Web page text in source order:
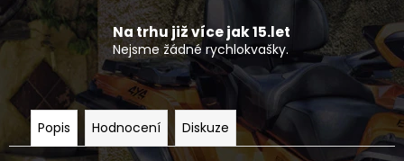
Na trhu již více jak 15.let
Nejsme žádné rychlokvašky.
Popis Hodnocení Diskuze